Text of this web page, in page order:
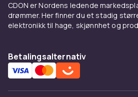
CDON er Nordens ledende
drømmer. Her finner du et stadig
elektronikk til hage, skjønnhet og
Betalingsalternativ